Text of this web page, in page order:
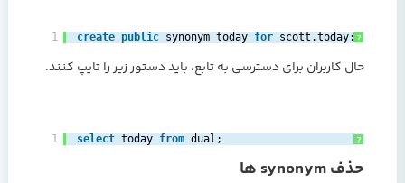
?
1 create public synonym today for scott.today;‎
حال کاربران برای دسترسی به تابع، باید دستور زیر را تایپ کنند.
?
1 select today from dual;‎
حذف synonym ها